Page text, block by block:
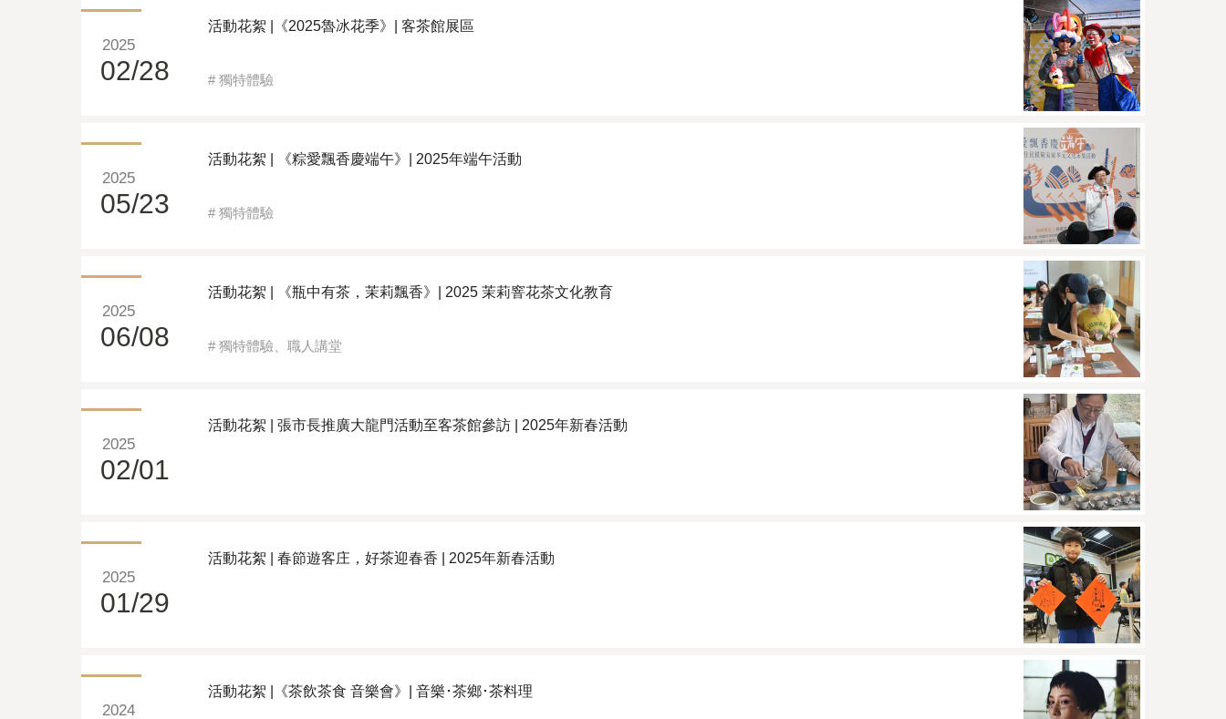
2025
02/28
活動花絮 |《2025魯冰花季》| 客茶館展區
#獨特體驗
2025
05/23
活動花絮 | 《粽愛飄香慶端午》| 2025年端午活動
#獨特體驗
2025
06/08
活動花絮 | 《瓶中有茶，茉莉飄香》| 2025 茉莉窨花茶文化教育
#獨特體驗 、職人講堂
2025
02/01
活動花絮 | 張市長推廣大龍門活動至客茶館參訪 | 2025年新春活動
2025
01/29
活動花絮 | 春節遊客庄，好茶迎春香 | 2025年新春活動
2024
活動花絮 |《茶飲茶食 音樂會》| 音樂･茶鄉･茶料理